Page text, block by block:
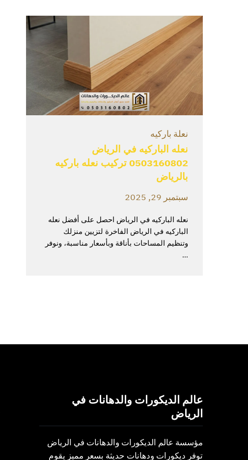
نعلة باركيه
نعله الباركيه في الرياض
0503160802 تركيب نعله باركيه
بالرياض
سبتمبر 29, 2025
نعله الباركيه في الرياض احصل على أفضل نعله
الباركيه في الرياض الفاخرة لتزيين منزلك
وتنظيم المساحات بأناقة وبأسعار مناسبة، ونوفر
...
عالم الديكورات والدهانات في
الرياض
مؤسسة عالم الديكورات والدهانات في الرياض
توفر ديكورات ودهانات حديثة بسعر مميز يقوم